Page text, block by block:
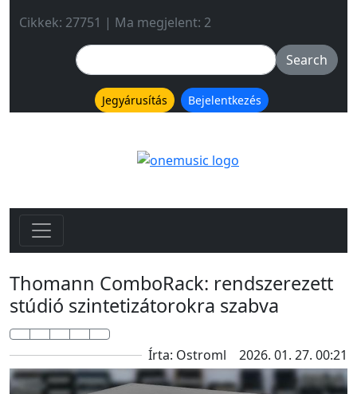
Cikkek: 27751 | Ma megjelent: 2
Jegyárusítás Bejelentkezés
Thomann ComboRack: rendszerezett
stúdió szintetizátorokra szabva
Írta: Ostroml 2026. 01. 27. 00:21